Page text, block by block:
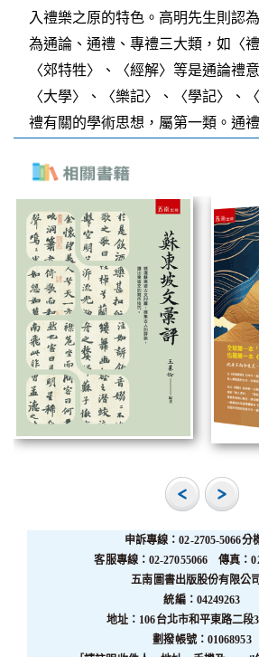
申訴專線：02-2705-5066分
客服專線：02-27055066 傳真：
五南圖書出版股份有限公
統編：04249263
地址：106台北市和平東路二段
劃撥帳號：01068953